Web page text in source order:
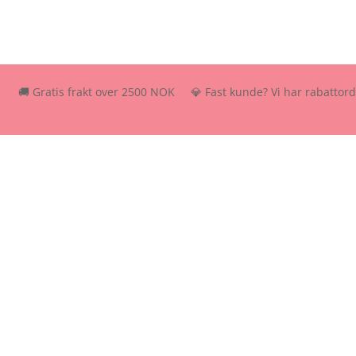
Gratis frakt over 2500 NOK 💎 Fast kunde? Vi har